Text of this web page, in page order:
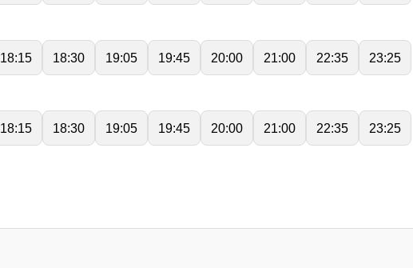
18:15 18:30 19:05 19:45 20:00 21:00 22:35 23:25
18:15 18:30 19:05 19:45 20:00 21:00 22:35 23:25